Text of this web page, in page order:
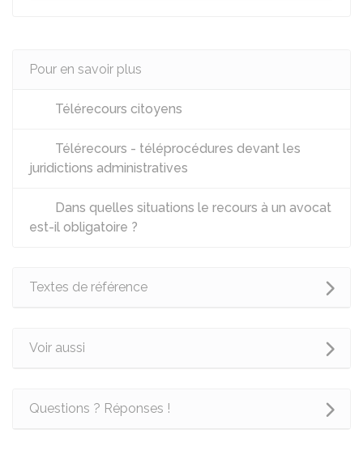
Pour en savoir plus
Télérecours citoyens
Télérecours - téléprocédures devant les
juridictions administratives
Dans quelles situations le recours à un avocat
est-il obligatoire ?
Textes de référence
Voir aussi
Questions ? Réponses !